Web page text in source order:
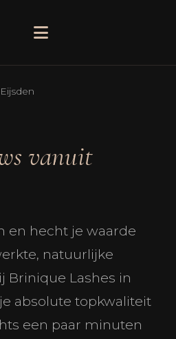
vanuit
en hecht je waarde
natuurlijke
Brinique Lashes in
absolute topkwaliteit
een paar minuten